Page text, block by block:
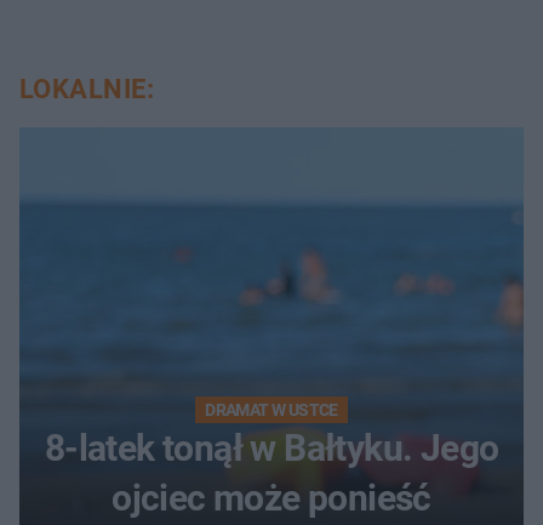
LOKALNIE:
DRAMAT W USTCE
8-latek tonął w Bałtyku. Jego
ojciec może ponieść